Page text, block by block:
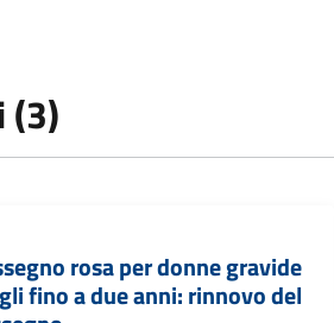
(3)
rosa per donne gravide
fino a due anni: rinnovo del